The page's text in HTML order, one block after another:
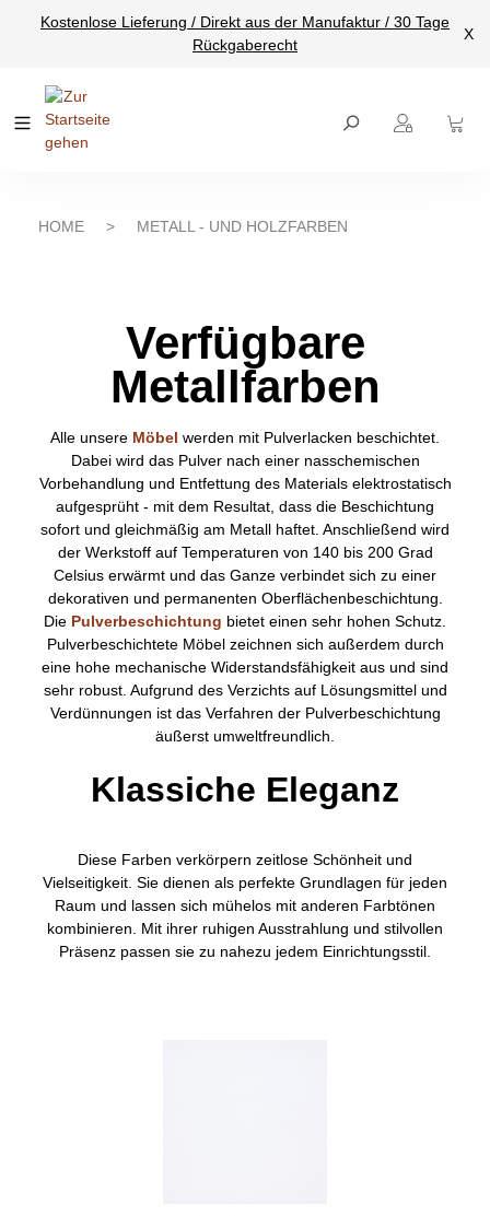
springen
Kostenlose Lieferung / Direkt aus der Manufaktur / 30 Tage
Rückgaberecht
X
HOME > METALL - UND HOLZFARBEN
Verfügbare
Metallfarben
Alle unsere Möbel werden mit Pulverlacken beschichtet.
Dabei wird das Pulver nach einer nasschemischen
Vorbehandlung und Entfettung des Materials elektrostatisch
aufgesprüht - mit dem Resultat, dass die Beschichtung
sofort und gleichmäßig am Metall haftet. Anschließend wird
der Werkstoff auf Temperaturen von 140 bis 200 Grad
Celsius erwärmt und das Ganze verbindet sich zu einer
dekorativen und permanenten Oberflächenbeschichtung.
Die Pulverbeschichtung bietet einen sehr hohen Schutz.
Pulverbeschichtete Möbel zeichnen sich außerdem durch
eine hohe mechanische Widerstandsfähigkeit aus und sind
sehr robust. Aufgrund des Verzichts auf Lösungsmittel und
Verdünnungen ist das Verfahren der Pulverbeschichtung
äußerst umweltfreundlich.
Klassiche Eleganz
Diese Farben verkörpern zeitlose Schönheit und
Vielseitigkeit. Sie dienen als perfekte Grundlagen für jeden
Raum und lassen sich mühelos mit anderen Farbtönen
kombinieren. Mit ihrer ruhigen Ausstrahlung und stilvollen
Präsenz passen sie zu nahezu jedem Einrichtungsstil.